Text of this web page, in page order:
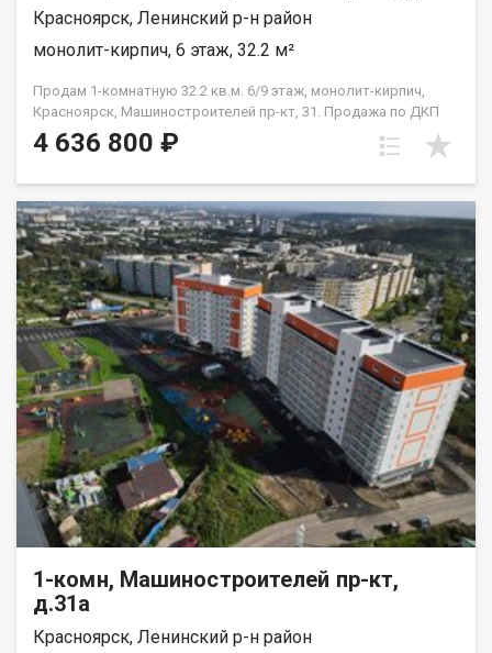
Красноярск, Ленинский р-н район
монолит-кирпич, 6 этаж, 32.2 м²
Продам 1-комнатную 32.2 кв.м. 6/9 этаж, монолит-кирпич,
Красноярск, Машиностроителей пр-кт, 31. Продажа по ДКП
НЕ ОТ ЗАСТРОЙЩИКА
4 636 800 ₽
1-комн, Машиностроителей пр-кт,
д.31а
Красноярск, Ленинский р-н район